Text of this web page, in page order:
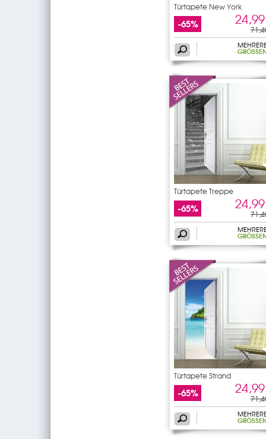
Türtapete New York
-65%
GRÖSSEN
Türtapete Treppe
-65%
GRÖSSEN
Türtapete Strand
-65%
GRÖSSEN